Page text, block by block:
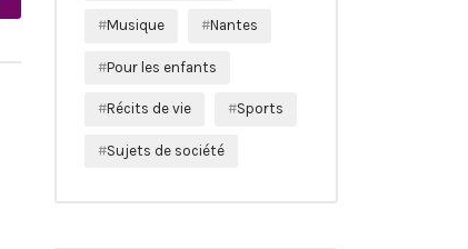
Musique Nantes
Pour les enfants
Récits de vie Sports
Sujets de société